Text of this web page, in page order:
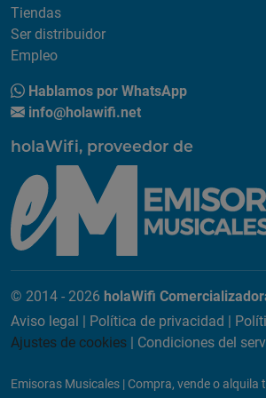
Tiendas
Ser distribuidor
Empleo
Hablamos por WhatsApp
info@holawifi.net
holaWifi, proveedor de
© 2014 - 2026 holaWifi
Aviso legal | Política de privacidad |
Ajustes de cookies | Condiciones del
Emisoras Musicales | Compra, vende o alquila